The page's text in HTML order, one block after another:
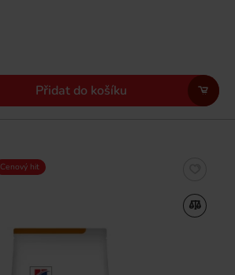
Přidat do košíku
Cenový hit